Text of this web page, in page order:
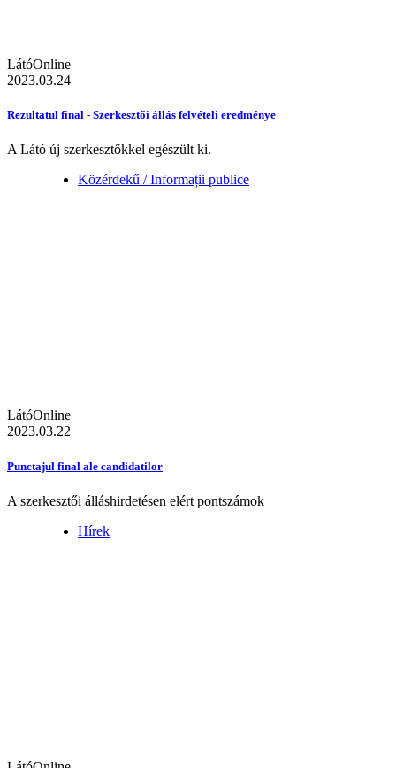
LátóOnline
2023.03.24
Rezultatul final - Szerkesztői állás felvételi eredménye
A Látó új szerkesztőkkel egészült ki.
Közérdekű / Informații publice
LátóOnline
2023.03.22
Punctajul final ale candidatilor
A szerkesztői álláshirdetésen elért pontszámok
Hírek